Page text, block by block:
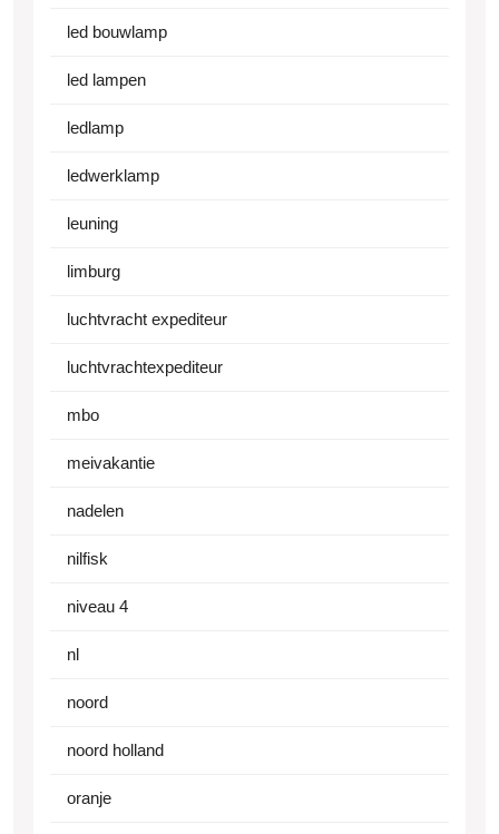
led bouwlamp
led lampen
ledlamp
ledwerklamp
leuning
limburg
luchtvracht expediteur
luchtvrachtexpediteur
mbo
meivakantie
nadelen
nilfisk
niveau 4
nl
noord
noord holland
oranje